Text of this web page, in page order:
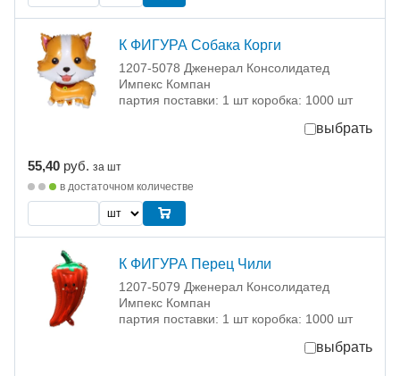
К ФИГУРА Собака Корги
1207-5078 Дженерал Консолидатед
Импекс Компан
партия поставки: 1 шт коробка: 1000 шт
выбрать
55,40 руб. за шт
в достаточном количестве
К ФИГУРА Перец Чили
1207-5079 Дженерал Консолидатед
Импекс Компан
партия поставки: 1 шт коробка: 1000 шт
выбрать